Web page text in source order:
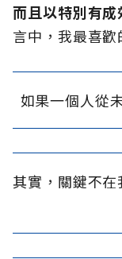
而且以特別有成
言中，我最喜歡
如果一個人從
其實，關鍵不